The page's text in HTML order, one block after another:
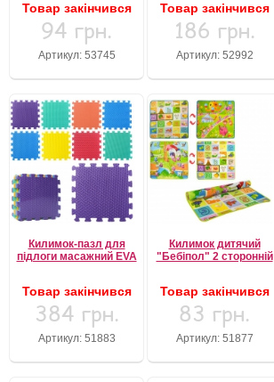
Товар закінчився
94 грн.
Артикул: 53745
Товар закінчився
186 грн.
Артикул: 52992
Килимок-пазл для
підлоги масажний EVA
Товар закінчився
384 грн.
Артикул: 51883
Килимок дитячий
"Бебіпол" 2 сторонній
Товар закінчився
83 грн.
Артикул: 51877